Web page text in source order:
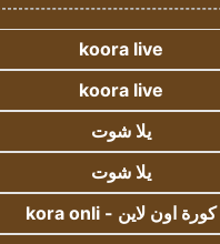
koora live
koora live
يلا شوت
يلا شوت
كورة اون لاين - kora onli